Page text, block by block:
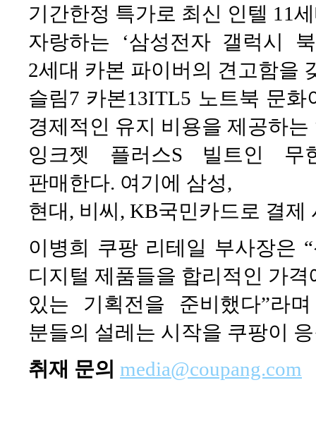
기간한정 특가로 최신 인텔 11
자랑하는 ‘삼성전자 갤럭시
2세대 카본 파이버의 견고함을
슬림7 카본13ITL5 노트북 문화
경제적인 유지 비용을 제공하는
잉크젯 플러스S 빌트인 무
판매한다. 여기에 삼성,
현대, 비씨, KB국민카드로 결제
이병희 쿠팡 리테일 부사장은
디지털 제품들을 합리적인 가격
있는 기획전을 준비했다”라
분들의 설레는 시작을 쿠팡이
취재 문의 media@coupang.com